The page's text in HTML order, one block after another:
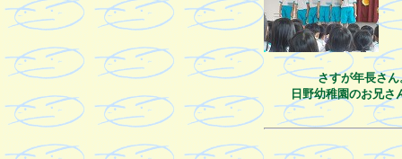
さすが年長さ
日野幼稚園のお兄さ